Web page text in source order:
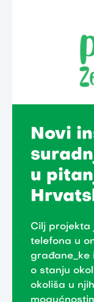
Novi
u
Cilj projekta
telefona u
građane_ke
o stanju
okoliša u